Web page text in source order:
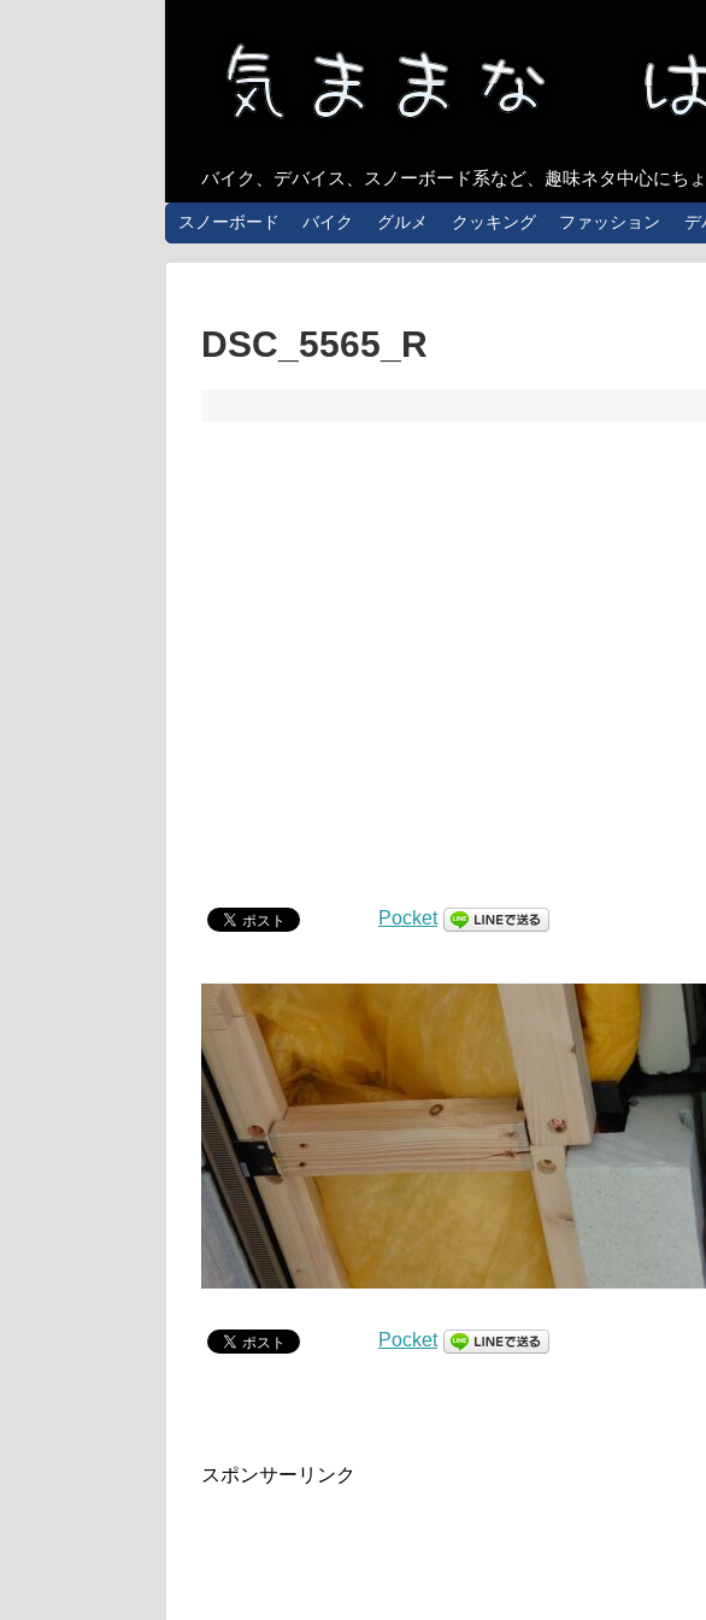
バイク、デバイス、スノーボード系など、趣味ネタ中心にち
スノーボード バイク グルメ クッキング ファッション デ
DSC_5565_R
Pocket
Pocket
スポンサーリンク